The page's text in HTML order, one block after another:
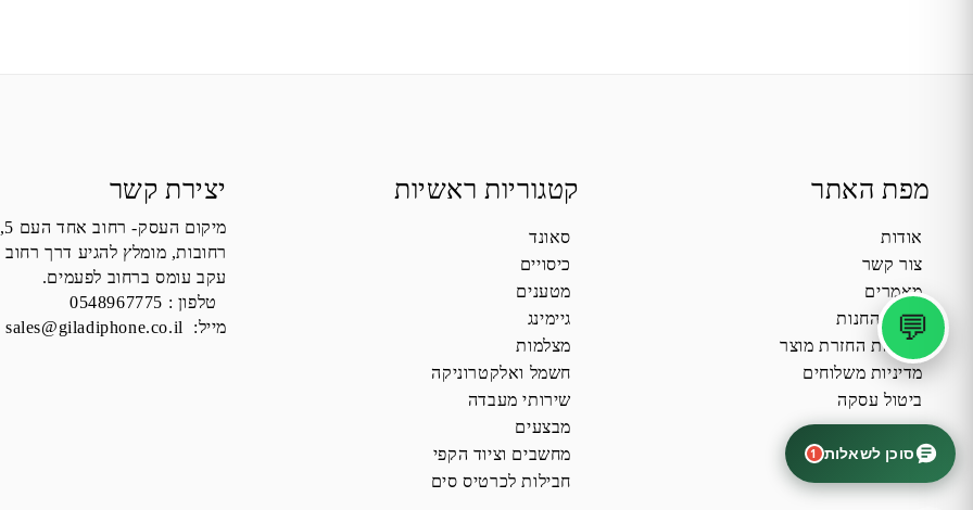
סוכן לשאלות 1
💬
מפת האתר
אודות
צור קשר
מאמרים
תקנון החנות
מדיניות החזרת מוצר
מדיניות משלוחים
ביטול עסקה
קטגוריות ראשיות
סאונד
כיסויים
מטענים
גיימינג
מצלמות
חשמל ואלקטרוניקה
שירותי מעבדה
מבצעים
מחשבים וציוד הקפי
חבילות לכרטיס סים
יצירת קשר
מיקום העסק- רחוב אחד העם 5,
רחובות, מומלץ להגיע דרך רחוב
עקב עומס ברחוב לפעמים.
טלפון : 0548967775
מייל:
sales@giladiphone.co.il